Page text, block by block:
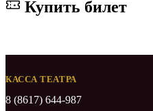
Купить билет
КАССА ТЕАТРА
8 (8617) 644-987